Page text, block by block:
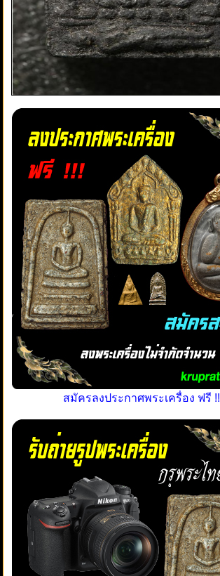
สมัครลงประกาศพระเครื่อง ฟรี !!